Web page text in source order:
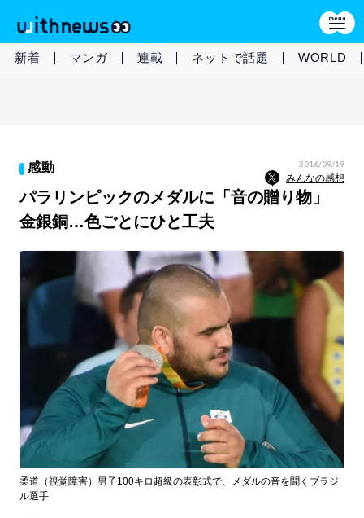
新着 マンガ 連載 ネットで話題 WORLD
感動 2016/09/19
みんなの感想
パラリンピックのメダルに「音の贈り物」
金銀銅…色ごとにひと工夫
柔道（視覚障害）男子100キロ超級の表彰式で、メダルの音を聞くブラジ
ル選手